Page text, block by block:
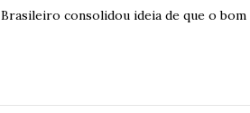
Brasileiro consolidou ideia de que o